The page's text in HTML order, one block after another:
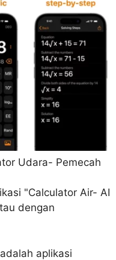
Udara- Pemecah
"Calculator Air- AI
dengan
aplikasi